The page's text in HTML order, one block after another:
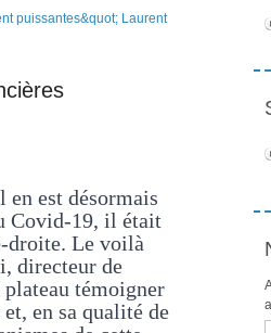
est désormais
Covid-19, il était
droite. Le voilà
directeur de
plateau témoigner
en sa qualité de